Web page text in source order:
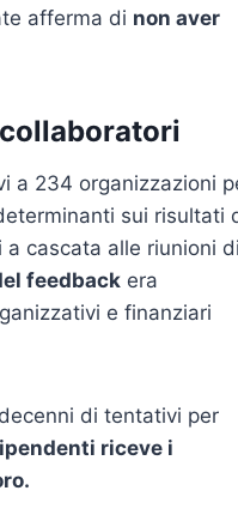
afferma di non aver
a 234 organizzazioni
sui risultati
cascata alle riunioni di
feedback era
e finanziari
di tentativi per
riceve i